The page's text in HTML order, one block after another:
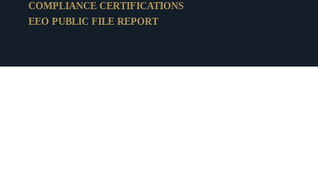
COMPLIANCE CERTIFICATIONS
EEO PUBLIC FILE REPORT